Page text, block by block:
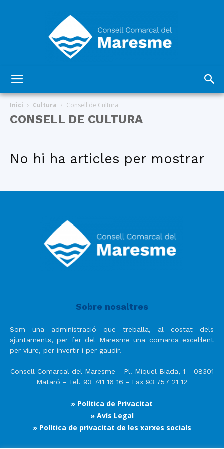
Inici Cultura Consell de Cultura
CONSELL DE CULTURA
No hi ha articles per mostrar
Sobre nosaltres
Som una administració que treballa, al costat dels
ajuntaments, per fer del Maresme una comarca excel·lent
per viure, per invertir i per gaudir.
Consell Comarcal del Maresme - Pl. Miquel Biada, 1 - 08301
Mataró - Tel. 93 741 16 16 - Fax 93 757 21 12
» Política de Privacitat
» Avís Legal
» Política de privacitat de les xarxes socials